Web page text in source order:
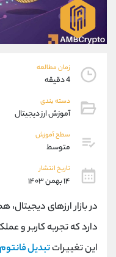
زمان مطالعه
4 دقیقه
دسته بندی
آموزش ارز دیجیتال
سطح آموزش
متوسط
تاریخ انتشار
۱۴ بهمن ۱۴۰۳
در بازار ارزهای
دارد که تجربه کاربر و
این تغییراتتبدیل
واتساپ
تلگرام
پشتیبان فروش
موبایل
واتساپ
داخلی
اطلاعات تماس (دفتر فروش)
تلفن
بدون پیش شماره
اینستاگرام